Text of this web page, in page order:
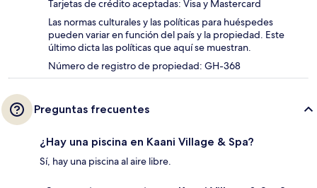
Tarjetas de crédito aceptadas: Visa y Mastercard
Las normas culturales y las políticas para huéspedes
pueden variar en función del país y la propiedad. Este
último dicta las políticas que aquí se muestran.
Número de registro de propiedad: GH-368
Preguntas frecuentes
¿Hay una piscina en Kaani Village & Spa?
Sí, hay una piscina al aire libre.